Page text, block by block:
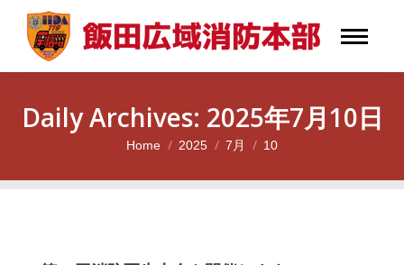
Daily Archives: 2025年7月10日
You are here:
Home 2025 7月 10